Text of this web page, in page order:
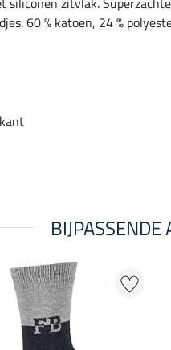
60 % katoen, 24 %
BIJPASSENDE